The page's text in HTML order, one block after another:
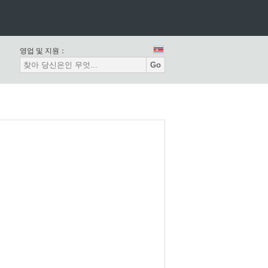
영업 및 지원：
Go